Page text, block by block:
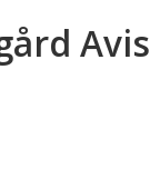
Avis